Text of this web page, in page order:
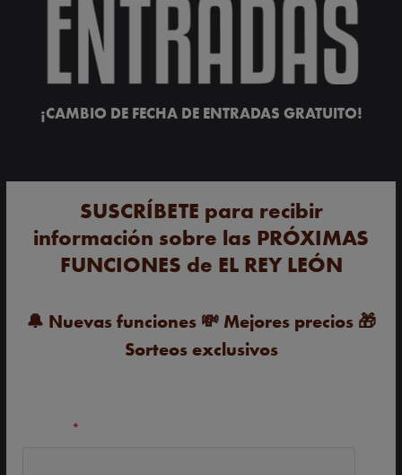
¡CAMBIO DE FECHA DE ENTRADAS GRATUITO!
SUSCRÍBETE para recibir
información sobre las PRÓXIMAS
FUNCIONES de EL REY LEÓN
🔔 Nuevas funciones 💸 Mejores precios 🎁
Sorteos exclusivos
*